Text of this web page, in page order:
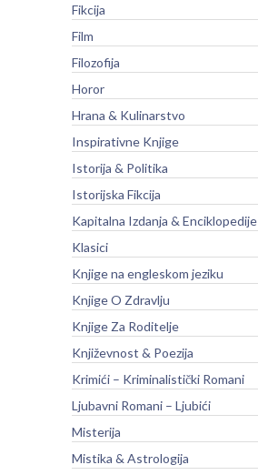
Fikcija
Film
Filozofija
Horor
Hrana & Kulinarstvo
Inspirativne Knjige
Istorija & Politika
Istorijska Fikcija
Kapitalna Izdanja & Enciklopedije
Klasici
Knjige na engleskom jeziku
Knjige O Zdravlju
Knjige Za Roditelje
Književnost & Poezija
Krimići – Kriminalistički Romani
Ljubavni Romani – Ljubići
Misterija
Mistika & Astrologija